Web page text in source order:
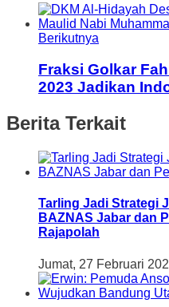
Berikutnya
Fraksi Golkar
2023 Jadikan
Berita Terkait
Tarling Jadi Strategi
BAZNAS Jabar dan
Rajapolah
Jumat, 27 Februari